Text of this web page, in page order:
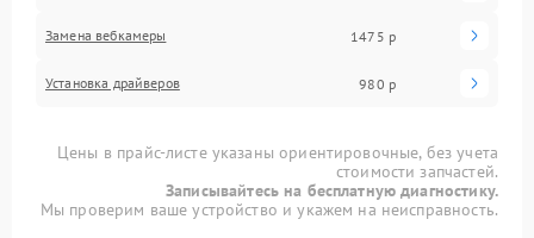
Замена вебкамеры 1475 р
Установка драйверов 980 р
Цены в прайс-листе указаны ориентировочные, без учета
стоимости запчастей.
Записывайтесь на бесплатную диагностику.
Мы проверим ваше устройство и укажем на неисправность.